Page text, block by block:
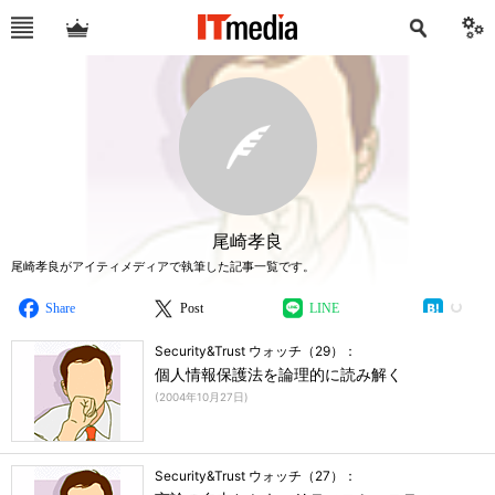
尾崎孝良
尾崎孝良がアイティメディアで執筆した記事一覧です。
Share Post LINE
Security&Trust ウォッチ（29）：
個人情報保護法を論理的に読み解く
(2004年10月27日)
Security&Trust ウォッチ（27）：